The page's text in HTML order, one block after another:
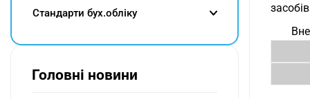
Cтандарти бух.обліку
Головні новини